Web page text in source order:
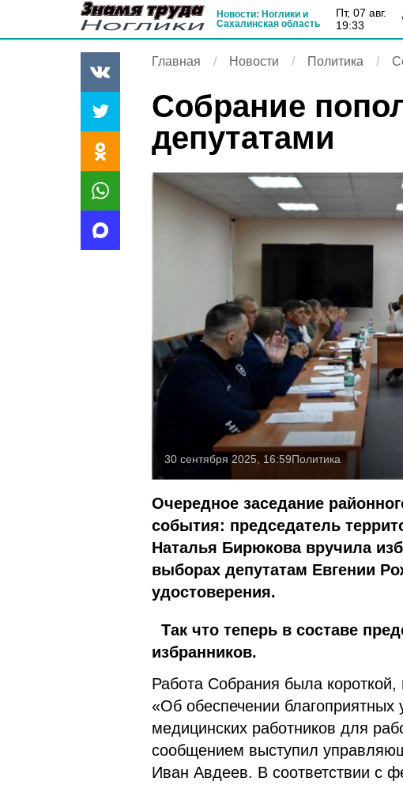
Новости: Ноглики и
Сахалинская область
пт, 07 авг.
19:33
Главная Новости Политика
Собрание
депутатами
30 сентября 2025, 16:59Политика
Очередное заседание
события: председатель
Наталья Бирюкова вручила
выборах депутатам Евгении
удостоверения.
Так что теперь в составе
избранников.
Работа Собрания была
«Об обеспечении благоприятных
медицинских работников для
сообщением выступил
Иван Авдеев. В соответствии с